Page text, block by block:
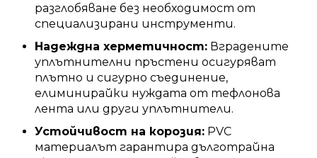
разглобяване без необходимост от
специализирани инструменти.
Надеждна херметичност: Вградените
уплътнителни пръстени осигуряват
плътно и сигурно съединение,
елиминирайки нуждата от тефлонова
лента или други уплътнители.
Устойчивост на корозия: PVC
материалът гарантира дълготрайна